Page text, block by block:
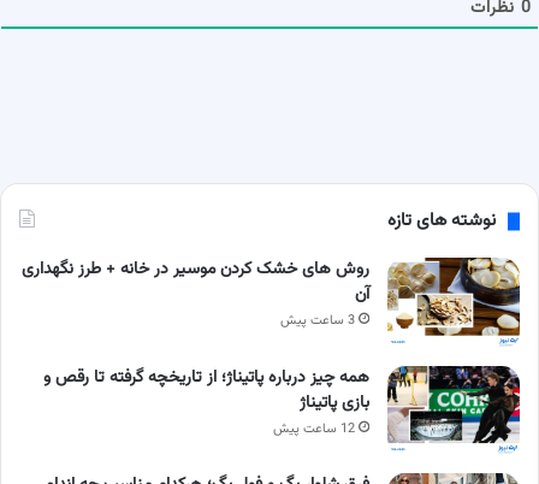
0 نظرات
نوشته های تازه
روش های خشک کردن موسیر در خانه + طرز نگهداری
آن
3 ساعت پیش
همه چیز درباره پاتیناژ؛ از تاریخچه گرفته تا رقص و
بازی پاتیناژ
12 ساعت پیش